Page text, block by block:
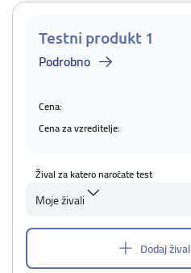
Testni produkt 1
Podrobno
Cena:
Cena za vzreditelje:
Žival za katero naročate test
Moje živali
Dodaj žival